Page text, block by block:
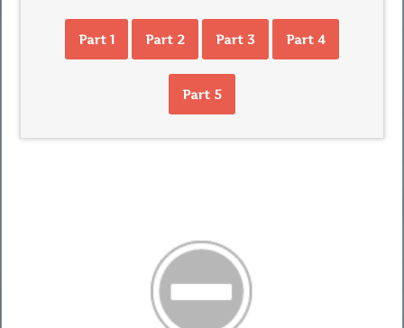
Part 1 Part 2 Part 3 Part 4
Part 5